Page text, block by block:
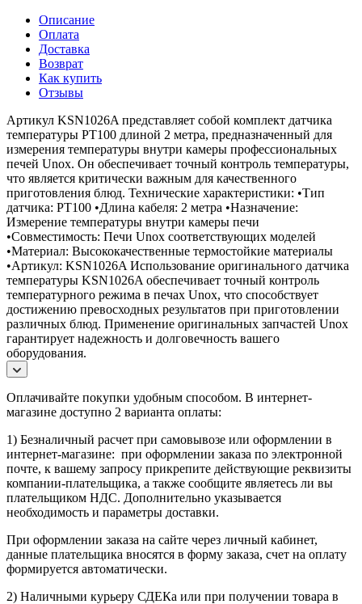
Описание
Оплата
Доставка
Возврат
Как купить
Отзывы
Артикул KSN1026A представляет собой комплект датчика
температуры PT100 длиной 2 метра, предназначенный для
измерения температуры внутри камеры профессиональных
печей Unox. Он обеспечивает точный контроль температуры,
что является критически важным для качественного
приготовления блюд. Технические характеристики: •Тип
датчика: PT100 •Длина кабеля: 2 метра •Назначение:
Измерение температуры внутри камеры печи
•Совместимость: Печи Unox соответствующих моделей
•Материал: Высококачественные термостойкие материалы
•Артикул: KSN1026A Использование оригинального датчика
температуры KSN1026A обеспечивает точный контроль
температурного режима в печах Unox, что способствует
достижению превосходных результатов при приготовлении
различных блюд. Применение оригинальных запчастей Unox
гарантирует надежность и долговечность вашего
оборудования.
Оплачивайте покупки удобным способом. В интернет-
магазине доступно 2 варианта оплаты:
1) Безналичный расчет при самовывозе или оформлении в
интернет-магазине: при оформлении заказа по электронной
почте, к вашему запросу прикрепите действующие реквизиты
компании-плательщика, а также сообщите являетесь ли вы
плательщиком НДС. Дополнительно указывается
необходимость и параметры доставки.
При оформлении заказа на сайте через личный кабинет,
данные плательщика вносятся в форму заказа, счет на оплату
формируется автоматически.
2) Наличными курьеру СДЕКа или при получении товара в